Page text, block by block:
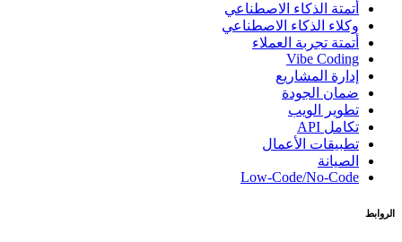
أتمتة الذكاء الاصطناعي
وكلاء الذكاء الاصطناعي
أتمتة تجربة العملاء
Vibe Coding
إدارة المشاريع
ضمان الجودة
تطوير الويب
تكامل API
تطبيقات الأعمال
الصيانة
Low-Code/No-Code
الروابط